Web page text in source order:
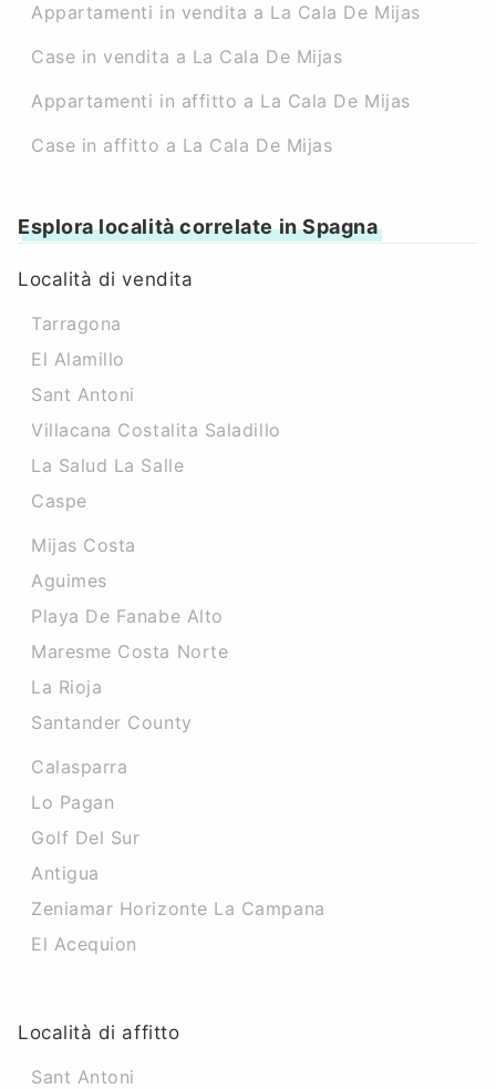
Appartamenti in vendita a La Cala De Mijas
Case in vendita a La Cala De Mijas
Appartamenti in affitto a La Cala De Mijas
Case in affitto a La Cala De Mijas
Esplora località correlate in Spagna
Località di vendita
Tarragona
El Alamillo
Sant Antoni
Villacana Costalita Saladillo
La Salud La Salle
Caspe
Mijas Costa
Aguimes
Playa De Fanabe Alto
Maresme Costa Norte
La Rioja
Santander County
Calasparra
Lo Pagan
Golf Del Sur
Antigua
Zeniamar Horizonte La Campana
El Acequion
Località di affitto
Sant Antoni